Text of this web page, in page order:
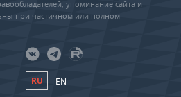
упоминание сайта и
при частичном или полном
RU EN